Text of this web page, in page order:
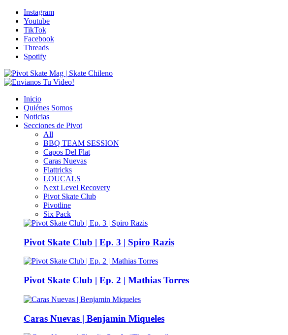
Instagram
Youtube
TikTok
Facebook
Threads
Spotify
Inicio
Quiénes Somos
Noticias
Secciones de Pivot
All
BBQ TEAM SESSION
Capos Del Flat
Caras Nuevas
Flattricks
LOUCALS
Next Level Recovery
Pivot Skate Club
Pivotline
Six Pack
Pivot Skate Club | Ep. 3 | Spiro Razis
Pivot Skate Club | Ep. 2 | Mathias Torres
Caras Nuevas | Benjamin Miqueles